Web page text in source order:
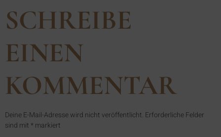
SCHREIBE
EINEN
KOMMENTAR
Deine E-Mail-Adresse wird nicht veröffentlicht. Erforderliche Felder
sind mit * markiert